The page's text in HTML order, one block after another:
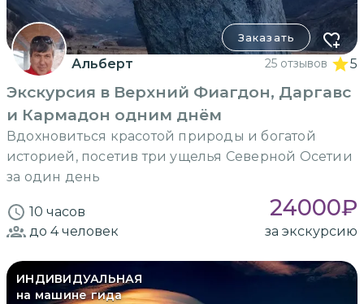
Заказать
Альберт 25 отзывов 5
Экскурсия в Верхний Фиагдон, Даргавс
и Кармадон одним днём
Вдохновиться красотой природы и богатой
историей, посетив три ущелья Северной Осетии
за один день
10 часов 24000₽
до 4человек за экскурсию
ИНДИВИДУАЛЬНАЯ
на машине гида